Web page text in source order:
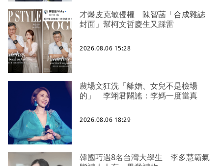
才爆皮克敏侵權 陳智菡「合成雜誌
封面」幫柯文哲慶生又踩雷
2026.08.06 15:28
農場文狂洗「離婚、女兒不是檢場
的」 李翊君闢謠：李媽一度當真
2026.08.06 18:29
韓國巧遇8名台灣大學生 李多慧霸氣